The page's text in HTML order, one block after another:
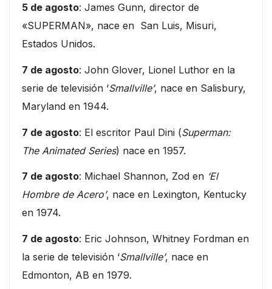
5 de agosto: James Gunn, director de
«SUPERMAN», nace en San Luis, Misuri,
Estados Unidos.
7 de agosto: John Glover, Lionel Luthor en la
serie de televisión ‘Smallville’, nace en Salisbury,
Maryland en 1944.
7 de agosto: El escritor Paul Dini (Superman:
The Animated Series) nace en 1957.
7 de agosto: Michael Shannon, Zod en ‘El
Hombre de Acero’, nace en Lexington, Kentucky
en 1974.
7 de agosto: Eric Johnson, Whitney Fordman en
la serie de televisión ‘Smallville’, nace en
Edmonton, AB en 1979.